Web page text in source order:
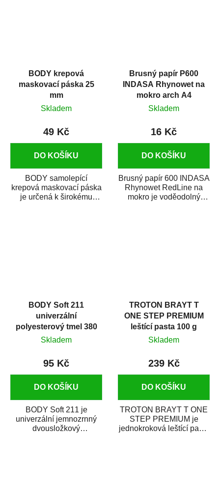
BODY krepová
maskovací páska 25
mm
Skladem
49 Kč
DO KOŠÍKU
BODY samolepící
krepová maskovací páska
je určená k širokému
Brusný papír P600
INDASA Rhynowet na
mokro arch A4
Skladem
16 Kč
DO KOŠÍKU
Brusný papír 600 INDASA
Rhynowet RedLine na
mokro je voděodolný
BODY Soft 211
univerzální
polyesterový tmel 380
g
Skladem
95 Kč
DO KOŠÍKU
BODY Soft 211 je
univerzální jemnozrnný
dvousložkový
TROTON BRAYT T
ONE STEP PREMIUM
leštící pasta 100 g
Skladem
239 Kč
DO KOŠÍKU
TROTON BRAYT T ONE
STEP PREMIUM je
jednokroková leštící pasta